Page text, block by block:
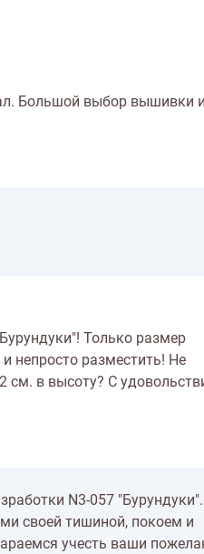
Большой выбор вышивки и
Только размер
непросто разместить! Не
в высоту? С
N3-057 "Бурундуки".
своей тишиной, покоем и
учесть ваши